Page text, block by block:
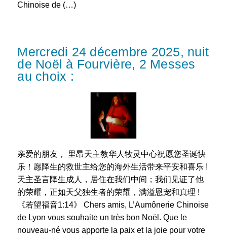
Chinoise de (…)
Mercredi 24 décembre 2025, nuit
de Noël à Fourvière, 2 Messes
au choix :
亲爱的朋友， 里昂天主教华人牧灵中心祝愿您圣诞快
乐！愿降生的救世主给您的海外生活带来平安和喜乐 !
天主圣言降生成人，居住在我们中间；我们见证了他
的荣耀，正如天父独生者的荣耀，满溢恩宠和真理 !
《若望福音1:14》 Chers amis, L’Aumônerie Chinoise
de Lyon vous souhaite un très bon Noël. Que le
nouveau-né vous apporte la paix et la joie pour votre